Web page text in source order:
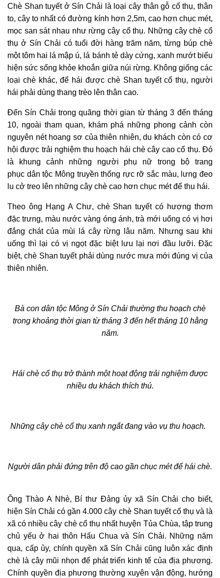
Chè Shan tuyết ở Sín Chải là loại cây thân gỗ cổ thụ, thân
to, cây to nhất có đường kính hơn 2,5m, cao hơn chục mét,
mọc san sát nhau như rừng cây cổ thụ. Những cây chè cổ
thụ ở Sín Chải có tuổi đời hàng trăm năm, từng búp chè
một tôm hai lá mập ú, lá bánh tẻ dày cứng, xanh mướt biểu
hiện sức sống khỏe khoắn giữa núi rừng. Không giống các
loại chè khác, để hái được chè Shan tuyết cổ thụ, người
hái phải dùng thang trèo lên thân cao.
Đến Sín Chải trong quãng thời gian từ tháng 3 đến tháng
10, ngoài tham quan, khám phá những phong cảnh còn
nguyên nét hoang sơ của thiên nhiên, du khách còn có cơ
hội được trải nghiệm thu hoạch hái chè cây cao cổ thụ. Đó
là khung cảnh những người phụ nữ trong bộ trang
phục dân tộc Mông truyền thống rực rỡ sắc màu, lưng đeo
lu cở treo lên những cây chè cao hơn chục mét để thu hái.
Theo ông Hạng A Chư, chè Shan tuyết có hương thơm
đặc trưng, màu nước vàng óng ánh, trà mới uống có vị hơi
đắng chát của mùi lá cây rừng lâu năm. Nhưng sau khi
uống thì lại có vị ngọt đặc biệt lưu lại nơi đầu lưỡi. Đặc
biệt, chè Shan tuyết phải dùng nước mưa mới đúng vị của
thiên nhiên.
Bà con dân tộc Mông ở Sín Chải thường thu hoạch chè
trong khoảng thời gian từ tháng 3 đến hết tháng 10 hằng
năm.
Hái chè cổ thụ trở thành một hoạt động trải nghiệm được
nhiều du khách thích thú.
Những cây chè cổ thụ xanh ngắt đang vào vụ thu hoạch.
Người dân phải đứng trên độ cao gần chục mét để hái chè.
Ông Thào A Nhè, Bí thư Đảng ủy xã Sín Chải cho biết,
hiện Sín Chải có gần 4.000 cây chè Shan tuyết cổ thụ và là
xã có nhiều cây chè cổ thụ nhất huyện Tủa Chùa, tập trung
chủ yếu ở hai thôn Hấu Chua và Sín Chải. Những năm
qua, cấp ủy, chính quyền xã Sín Chải cũng luôn xác định
chè là cây mũi nhọn để phát triển kinh tế của địa phương.
Chính quyền địa phương thường xuyên vận động, hướng